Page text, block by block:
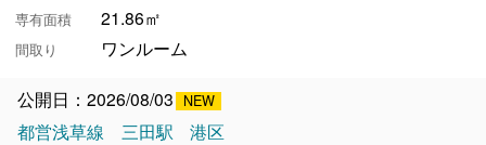
専有面積 21.86㎡
間取り ワンルーム
公開日：2026/08/03
都営浅草線
三田駅 港区